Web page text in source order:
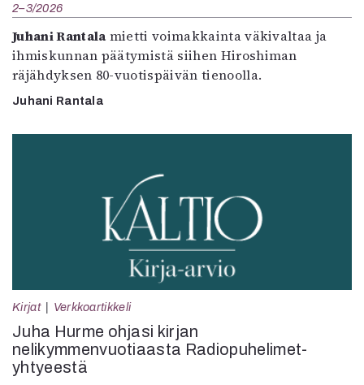
2–3/2026
Juhani Rantala mietti voimakkainta väkivaltaa ja
ihmiskunnan päätymistä siihen Hiroshiman
räjähdyksen 80-vuotispäivän tienoolla.
Juhani Rantala
Kirjat Verkkoartikkeli
Juha Hurme ohjasi kirjan
nelikymmenvuotiaasta Radiopuhelimet-
yhtyeestä